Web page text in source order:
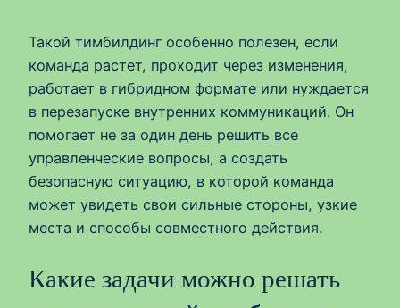
Такой тимбилдинг особенно полезен, если
команда растет, проходит через изменения,
работает в гибридном формате или нуждается
в перезапуске внутренних коммуникаций. Он
помогает не за один день решить все
управленческие вопросы, а создать
безопасную ситуацию, в которой команда
может увидеть свои сильные стороны, узкие
места и способы совместного действия.
Какие задачи можно решать